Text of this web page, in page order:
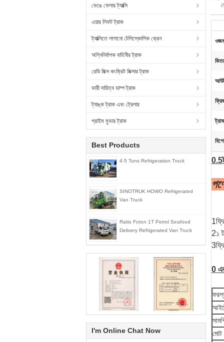
ভেঙে ফেলার ট্যাক্সি
এয়ার লিফট ট্রাক
ট্যাক্সিতে লাগানো টেলিস্কোপিক ক্রেন
অগ্নিনির্বাপক বাহিনীর ট্রাক
রেডি মিক্স কংক্রিট মিক্সার ট্রাক
ভারী দায়িত্ব ডাম্প ট্রাক
ট্যাঙ্ক ট্রাক এবং ট্রেলার
প্রাইম মুভার ট্রাক
Best Products
4-5 Tons Refrigeration Truck
SINOTRUK HOWO Refrigerated
Van Truck
Ratio Foton 1T Petrol Seafood
Delivery Refrigerated Van Truck
I'm Online Chat Now
0.5
2১
0
মোট